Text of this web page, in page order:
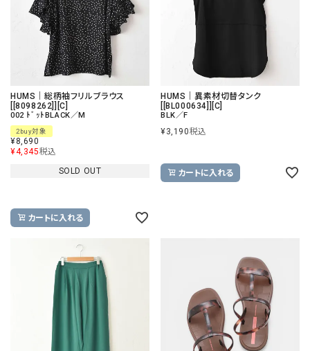
HUMS｜総柄袖フリルブラウス
[[8098262]][C]
002 ﾄﾞｯﾄBLACK／M
2buy対象
¥8,690
¥4,345税込
SOLD OUT
カートに入れる
HUMS｜異素材切替タンク
[[BL000634]][C]
BLK／F
¥3,190税込
カートに入れる